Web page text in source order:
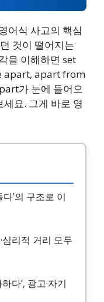
어식 사고의 핵심
것이 떨어지는
을 이해하면 set
apart, apart from
가 눈에 들어오
세요. 그게 바로 영
’의 구조로 이
심리적 거리 모두
다’, 광고·자기